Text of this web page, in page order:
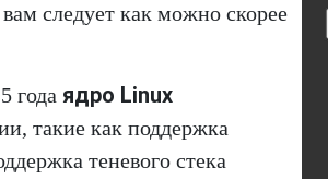
следует как можно скорее
года ядро Linux
такие как поддержка
теневого стека